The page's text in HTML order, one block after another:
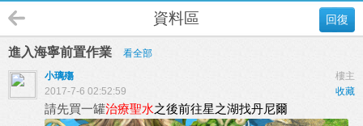
回復
資料區
進入海寧前置作業
看全部
樓主
小璃殤
收藏
2017-7-6 02:52:59
請先買一罐治療聖水之後前往星之湖找丹尼爾